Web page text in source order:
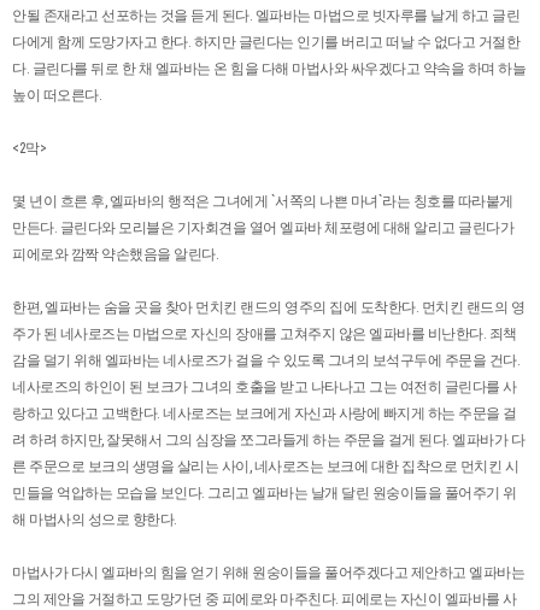
안될 존재라고 선포하는 것을 듣게 된다. 엘파바는 마법으로 빗자루를 날게 하고 글린
다에게 함께 도망가자고 한다. 하지만 글린다는 인기를 버리고 떠날 수 없다고 거절한
다. 글린다를 뒤로 한 채 엘파바는 온 힘을 다해 마법사와 싸우겠다고 약속을 하며 하늘
높이 떠오른다.
<2막>
몇 년이 흐른 후, 엘파바의 행적은 그녀에게 `서쪽의 나쁜 마녀`라는 칭호를 따라붙게
만든다. 글린다와 모리블은 기자회견을 열어 엘파바 체포령에 대해 알리고 글린다가
피에로와 깜짝 약손했음을 알린다.
한편, 엘파바는 숨을 곳을 찾아 먼치킨 랜드의 영주의 집에 도착한다. 먼치킨 랜드의 영
주가 된 네사로즈는 마법으로 자신의 장애를 고쳐주지 않은 엘파바를 비난한다. 죄책
감을 덜기 위해 엘파바는 네사로즈가 걸을 수 있도록 그녀의 보석구두에 주문을 건다.
네사로즈의 하인이 된 보크가 그녀의 호출을 받고 나타나고 그는 여전히 글린다를 사
랑하고 있다고 고백한다. 네사로즈는 보크에게 자신과 사랑에 빠지게 하는 주문을 걸
려 하려 하지만, 잘못해서 그의 심장을 쪼그라들게 하는 주문을 걸게 된다. 엘파바가 다
른 주문으로 보크의 생명을 살리는 사이, 네사로즈는 보크에 대한 집착으로 먼치킨 시
민들을 억압하는 모습을 보인다. 그리고 엘파바는 날개 달린 원숭이들을 풀어주기 위
해 마법사의 성으로 향한다.
마법사가 다시 엘파바의 힘을 얻기 위해 원숭이들을 풀어주겠다고 제안하고 엘파바는
그의 제안을 거절하고 도망가던 중 피에로와 마주친다. 피에로는 자신이 엘파바를 사